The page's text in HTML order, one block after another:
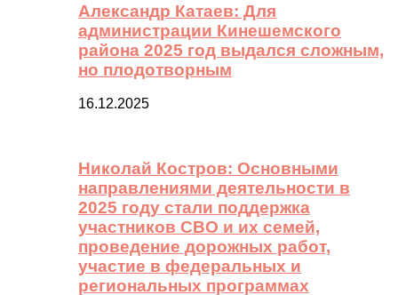
Александр Катаев: Для
администрации Кинешемского
района 2025 год выдался сложным,
но плодотворным
16.12.2025
Николай Костров: Основными
направлениями деятельности в
2025 году стали поддержка
участников СВО и их семей,
проведение дорожных работ,
участие в федеральных и
региональных программах